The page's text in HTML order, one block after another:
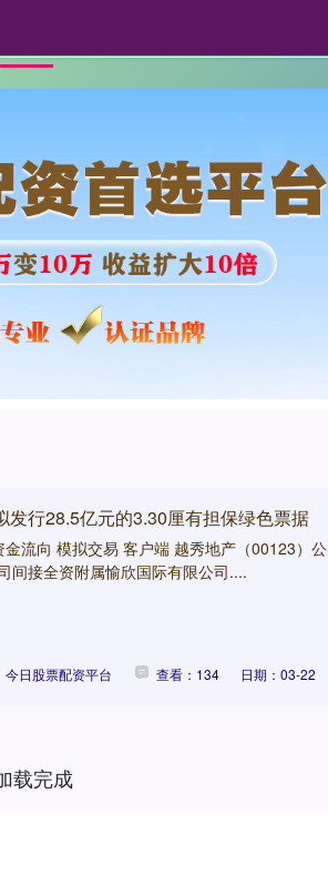
行28.5亿元的3.30厘有担保绿色票据
流向 模拟交易 客户端 越秀地产（00123）公
间接全资附属愉欣国际有限公司....
今日股票配资平台 查看：134 日期：03-22
载完成